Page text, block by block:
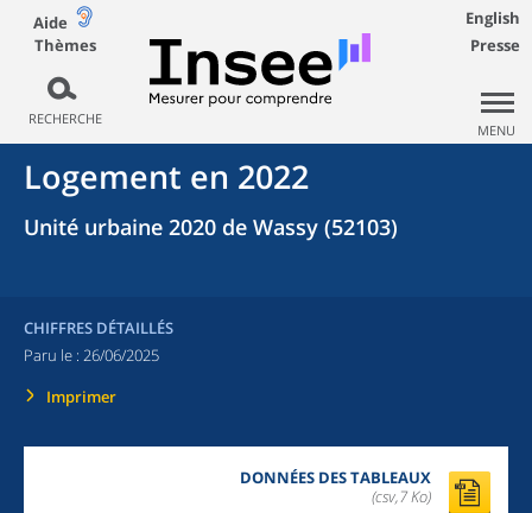
Aide
Thèmes
RECHERCHE
English
Presse
MENU
Logement en 2022
Unité urbaine 2020 de Wassy (52103)
CHIFFRES DÉTAILLÉS
Paru le : 26/06/2025
Imprimer
DONNÉES DES TABLEAUX
(csv,7 Ko)